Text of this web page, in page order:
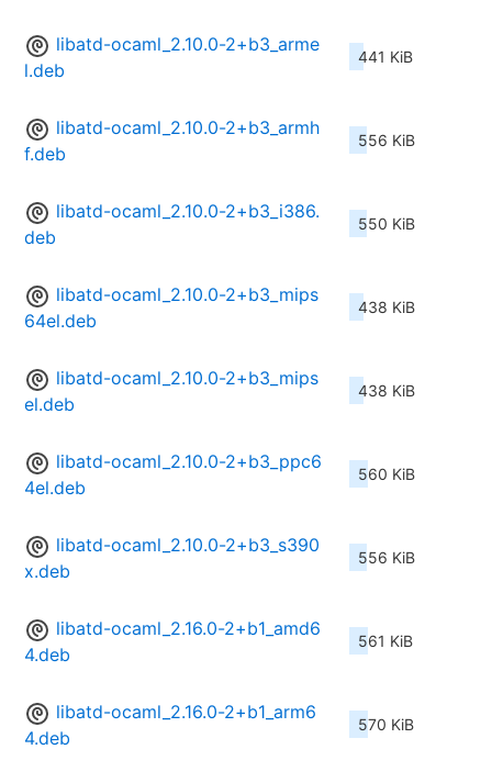
libatd-ocaml_2.10.0-2+b3_arme
l.deb
441 KiB
libatd-ocaml_2.10.0-2+b3_armh
f.deb
556 KiB
libatd-ocaml_2.10.0-2+b3_i386.
deb
550 KiB
libatd-ocaml_2.10.0-2+b3_mips
64el.deb
438 KiB
libatd-ocaml_2.10.0-2+b3_mips
el.deb
438 KiB
libatd-ocaml_2.10.0-2+b3_ppc6
4el.deb
560 KiB
libatd-ocaml_2.10.0-2+b3_s390
x.deb
556 KiB
libatd-ocaml_2.16.0-2+b1_amd6
4.deb
561 KiB
libatd-ocaml_2.16.0-2+b1_arm6
4.deb
570 KiB